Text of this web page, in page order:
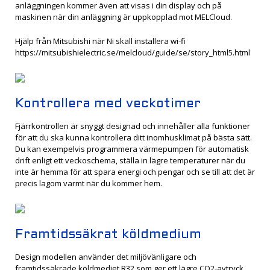
anläggningen kommer även att visas i din display och på
maskinen när din anläggning är uppkopplad mot MELCloud.
Hjälp från Mitsubishi när Ni skall installera wi-fi
https://mitsubishielectric.se/melcloud/guide/se/story_html5.html
Kontrollera med veckotimer
Fjärrkontrollen är snyggt designad och innehåller alla funktioner
för att du ska kunna kontrollera ditt inomhusklimat på bästa sätt.
Du kan exempelvis programmera värmepumpen för automatisk
drift enligt ett veckoschema, ställa in lägre temperaturer när du
inte är hemma för att spara energi och pengar och se till att det är
precis lagom varmt när du kommer hem.
Framtidssäkrat köldmedium
Design modellen använder det miljövänligare och